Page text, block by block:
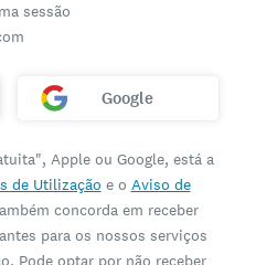
sessão
Google
Apple ou Google, está a
de Utilização e o Aviso de
concorda em receber
para os nossos serviços
Pode optar por não receber